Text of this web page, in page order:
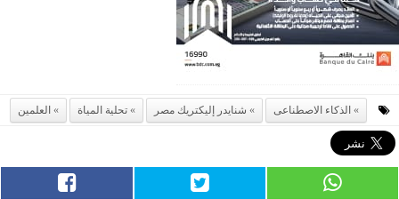
الذكاء الاصطناعى شنايدر إليكتريك مصر تحلية المياة العلمين